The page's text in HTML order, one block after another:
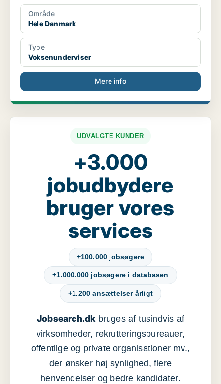
Område
Hele Danmark
Type
Voksenunderviser
Mere info
UDVALGTE KUNDER
+3.000
jobudbydere
bruger vores
services
+100.000 jobsøgere
+1.000.000 jobsøgere i databasen
+1.200 ansættelser årligt
Jobsearch.dkbruges af tusindvis af
virksomheder, rekrutteringsbureauer,
offentlige og private organisationer mv.,
der ønsker høj synlighed, flere
henvendelser og bedre kandidater.